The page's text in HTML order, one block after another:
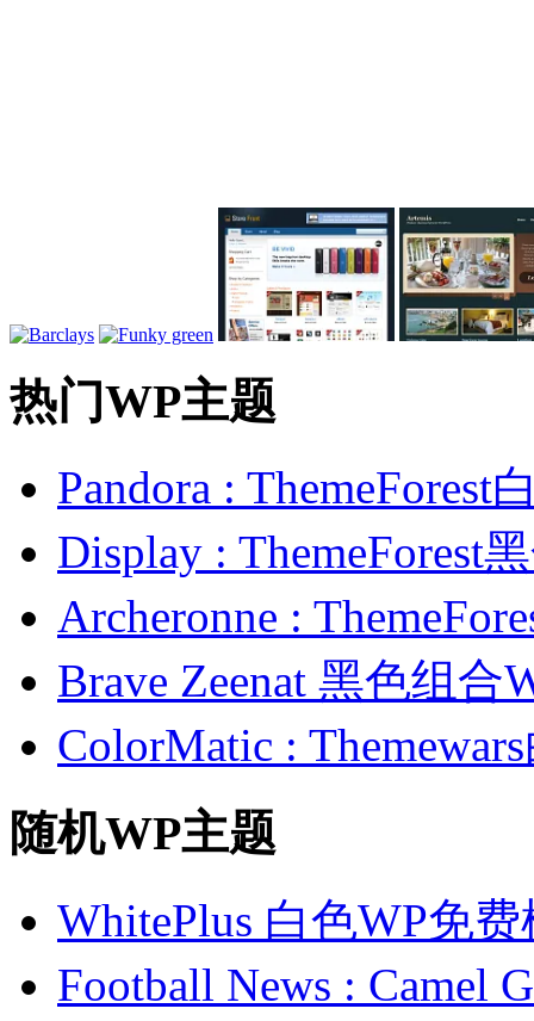
热门WP主题
Pandora : ThemeForest
Display : ThemeForest
Archeronne :
Brave Zeenat 黑色组合
ColorMatic :
随机WP主题
WhitePlus 白色WP免
Football News : Camel